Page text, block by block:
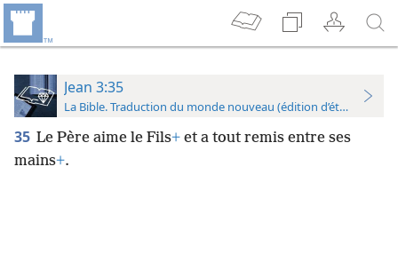
Jean 3:35
La Bible. Traduction du monde nouveau (édition d’étude)
35 Le Père aime le Fils+ et a tout remis entre ses
mains+.